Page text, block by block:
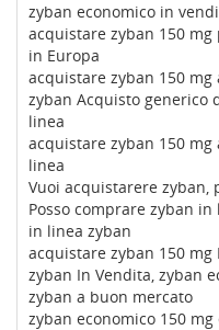
zyban economico in
acquistare zyban 150
in Europa
acquistare zyban 150
zyban Acquisto generico
linea
acquistare zyban 150
linea
Vuoi acquistarere
Posso comprare zyban
in linea zyban
acquistare zyban 150 mg
zyban In Vendita, zyban
zyban a buon mercato
zyban economico 150 mg